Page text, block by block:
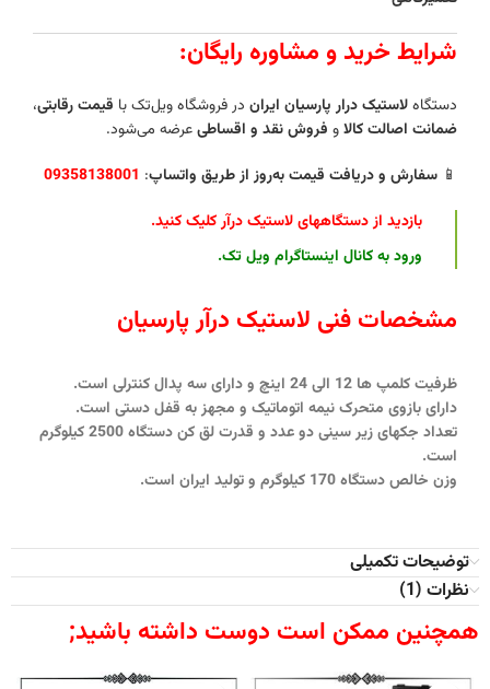
شرایط خرید و مشاوره رایگان:
دستگاه‌لاستیک‌ درار پارسیان ایران در فروشگاه ویل‌تک با قیمت رقابتی،
ضمانت اصالت کالاو فروش نقد و اقساطیعرضه می‌شود.
📱 سفارش و دریافت قیمت به‌روز از طریق واتساپ:
09358138001
بازدید از دستگاههای لاستیک درآر کلیک کنید.
ورود به کانال اینستاگرام ویل تک.
مشخصات فنی لاستیک درآر پارسیان
ظرفیت کلمپ ها 12 الی 24 اینچ و دارای سه پدال کنترلی است.
دارای بازوی متحرک نیمه اتوماتیک و مجهز به قفل دستی است.
تعداد جکهای زیر سینی دو عدد و قدرت لق کن دستگاه 2500 کیلوگرم
است.
وزن خالص دستگاه 170 کیلوگرم و تولید ایران است.
توضیحات تکمیلی
نظرات (1)
همچنین ممکن است دوست داشته باشید;